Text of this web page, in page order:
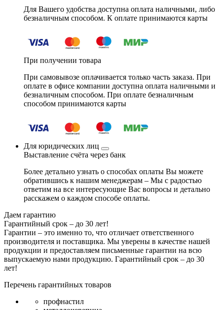
Для Вашего удобства доступна оплата наличными, либо
безналичным способом. К оплате принимаются карты
При получении товара
При самовывозе оплачивается только часть заказа. При
оплате в офисе компании доступна оплата наличными и
безналичным способом. При оплате безналичным
способом принимаются карты
Для юридических лиц
Выставление счёта через банк
Более детально узнать о способах оплаты Вы можете
обратившись к нашим менеджерам – Мы с радостью
ответим на все интересующие Вас вопросы и детально
расскажем о каждом способе оплаты.
Даем гарантию
Гарантийный срок – до 30 лет!
Гарантии – это именно то, что отличает ответственного
производителя и поставщика. Мы уверены в качестве нашей
продукции и предоставляем письменные гарантии на всю
выпускаемую нами продукцию. Гарантийный срок – до 30
лет!
Перечень гарантийных товаров
профнастил